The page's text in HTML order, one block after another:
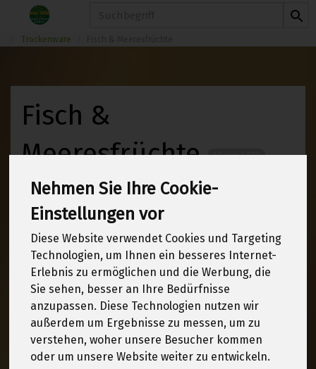
Nehmen Sie Ihre Cookie-
Einstellungen vor
Diese Website verwendet Cookies und Targeting
Technologien, um Ihnen ein besseres Internet-
Erlebnis zu ermöglichen und die Werbung, die
Sie sehen, besser an Ihre Bedürfnisse
anzupassen. Diese Technologien nutzen wir
außerdem um Ergebnisse zu messen, um zu
verstehen, woher unsere Besucher kommen
oder um unsere Website weiter zu entwickeln.
Trockenware
Fisch &
Meeresfrüchte 10 von 1970
12
Hersteller Ernährung
Allergene